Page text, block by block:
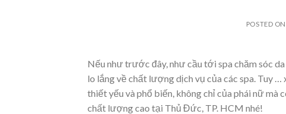
POSTED ON
Nếu như trước đây, như cầu tới spa chăm sóc
lo lắng về chất lượng dịch vụ của các spa. Tuy
thiết yếu và phổ biến, không chỉ của phái nữ mà
chất lượng cao tại Thủ Đức, TP. HCM nhé!